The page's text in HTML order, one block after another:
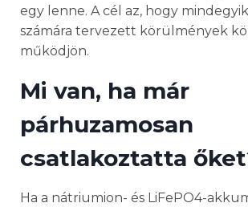
egy lenne. A cél az, hogy
számára tervezett körülmények
működjön.
Mi van, ha már
párhuzamosan
csatlakoztatta
Ha a nátriumion- és LiFePO4-